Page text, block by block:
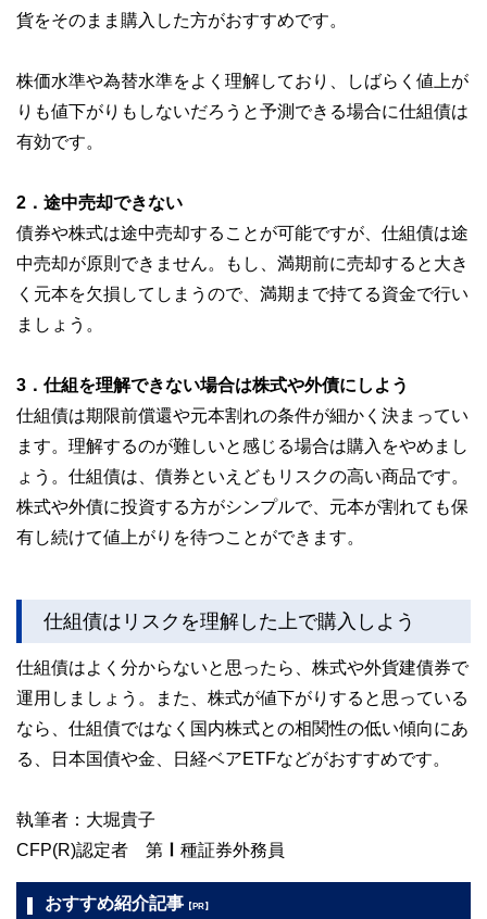
貨をそのまま購入した方がおすすめです。
株価水準や為替水準をよく理解しており、しばらく値上が
りも値下がりもしないだろうと予測できる場合に仕組債は
有効です。
2．途中売却できない
債券や株式は途中売却することが可能ですが、仕組債は途
中売却が原則できません。もし、満期前に売却すると大き
く元本を欠損してしまうので、満期まで持てる資金で行い
ましょう。
3．仕組を理解できない場合は株式や外債にしよう
仕組債は期限前償還や元本割れの条件が細かく決まってい
ます。理解するのが難しいと感じる場合は購入をやめまし
ょう。仕組債は、債券といえどもリスクの高い商品です。
株式や外債に投資する方がシンプルで、元本が割れても保
有し続けて値上がりを待つことができます。
仕組債はリスクを理解した上で購入しよう
仕組債はよく分からないと思ったら、株式や外貨建債券で
運用しましょう。また、株式が値下がりすると思っている
なら、仕組債ではなく国内株式との相関性の低い傾向にあ
る、日本国債や金、日経ベアETFなどがおすすめです。
執筆者：大堀貴子
CFP(R)認定者 第Ⅰ種証券外務員
おすすめ紹介記事 【PR】